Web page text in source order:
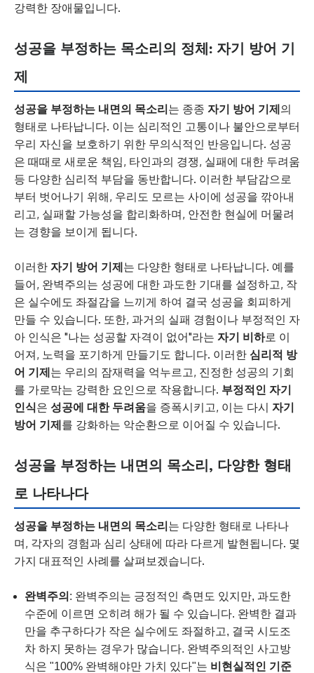
강력한 장애물입니다.
성공을 부정하는 목소리의 정체: 자기 방어 기
제
성공을 부정하는 내면의 목소리는 종종 자기 방어 기제의
형태로 나타납니다. 이는 심리적인 고통이나 불안으로부터
우리 자신을 보호하기 위한 무의식적인 반응입니다. 성공
은 때때로 새로운 책임, 타인과의 경쟁, 실패에 대한 두려움
등 다양한 심리적 부담을 동반합니다. 이러한 부담감으로
부터 벗어나기 위해, 우리도 모르는 사이에 성공을 깎아내
리고, 실패할 가능성을 합리화하며, 안전한 현실에 머물려
는 경향을 보이게 됩니다.
이러한 자기 방어 기제는 다양한 형태로 나타납니다. 예를
들어, 완벽주의는 성공에 대한 과도한 기대를 설정하고, 작
은 실수에도 좌절감을 느끼게 하여 결국 성공을 회피하게
만들 수 있습니다. 또한, 과거의 실패 경험이나 부정적인 자
아 인식은 "나는 성공할 자격이 없어"라는 자기 비하로 이
어져, 노력을 포기하게 만들기도 합니다. 이러한 심리적 방
어 기제는 우리의 잠재력을 억누르고, 진정한 성공의 기회
를 가로막는 강력한 요인으로 작용합니다. 부정적인 자기
인식은 성공에 대한 두려움을 증폭시키고, 이는 다시 자기
방어 기제를 강화하는 악순환으로 이어질 수 있습니다.
성공을 부정하는 내면의 목소리, 다양한 형태
로 나타나다
성공을 부정하는 내면의 목소리는 다양한 형태로 나타나
며, 각자의 경험과 심리 상태에 따라 다르게 발현됩니다. 몇
가지 대표적인 사례를 살펴보겠습니다.
완벽주의 : 완벽주의는 긍정적인 측면도 있지만, 과도한
수준에 이르면 오히려 해가 될 수 있습니다. 완벽한 결과
만을 추구하다가 작은 실수에도 좌절하고, 결국 시도조
차 하지 못하는 경우가 많습니다. 완벽주의적인 사고방
식은 "100% 완벽해야만 가치 있다"는 비현실적인 기준